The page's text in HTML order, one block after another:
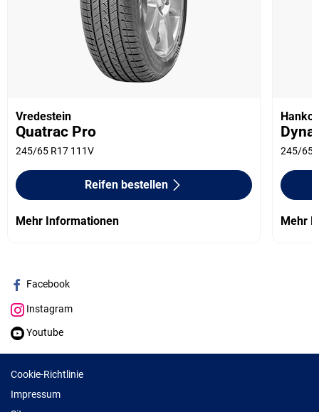
Vredestein
Quatrac Pro
245/65 R17 111V
Reifen bestellen
Mehr Informationen
245/65
Mehr
Facebook
Instagram
Youtube
Cookie-Richtlinie
Impressum